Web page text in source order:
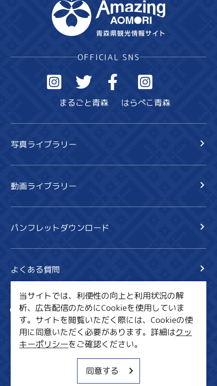
OFFICIAL SNS
まるごと青森 はらぺこ青森
写真ライブラリー
動画ライブラリー
パンフレットダウンロード
よくある質問
サイト内検索
共有
行きたいリスト
MICE・教育・観光事業者の皆様へ
当サイトでは、利便性の向上と利用状況の解
析、広告配信のためにCookieを使用していま
す。サイトを閲覧いただく際には、Cookieの使
用に同意いただく必要があります。詳細はクッ
キーポリシーをご確認ください。
同意する